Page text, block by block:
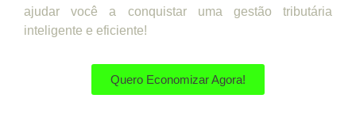
ajudar você a conquistar uma gestão tributária
inteligente e eficiente!
Quero Economizar Agora!